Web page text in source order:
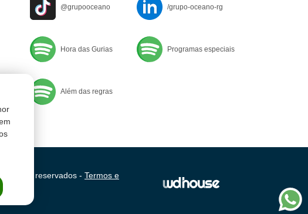
@grupooceano /grupo-oceano-rg
Hora das Gurias Programas especiais
Além das regras
direitos reservados - Termos e